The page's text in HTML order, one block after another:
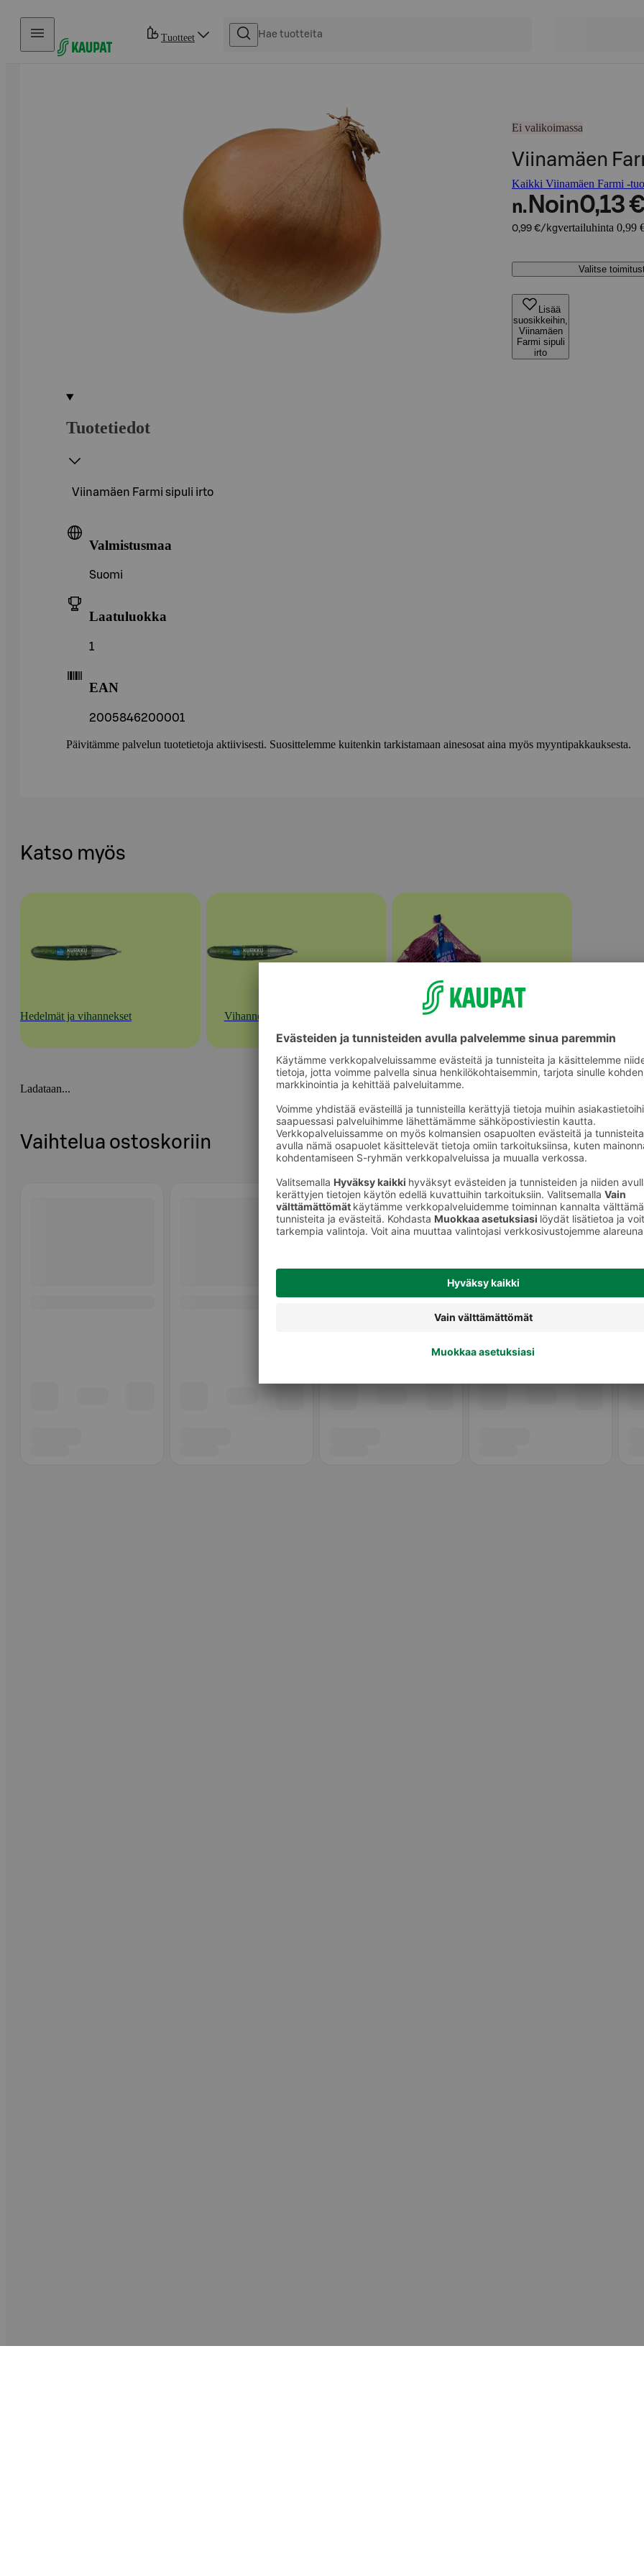
Hyppää sisältöön
Tuotteet
Ei valikoimassa
Viinamäen
Kaikki Viinamäen Farmi -
n. Noin0,13 €
0,99 €/kgvertailuhinta 0,99
Valitse
Lisää
suosikkeihin,
Viinamäen
Farmi sipuli
irto
Tuotetiedot
Viinamäen Farmi sipuli irto
Valmistusmaa
Suomi
Laatuluokka
1
EAN
2005846200001
Päivitämme palvelun tuotetietoja aktiivisesti. Suosittelemme kuitenkin tarkistamaan ainesosat aina myös myyntipakkauksesta.
Katso myös
Hedelmät ja vihannekset Vihannekset Sipulit
Ladataan...
Vaihtelua ostoskoriin